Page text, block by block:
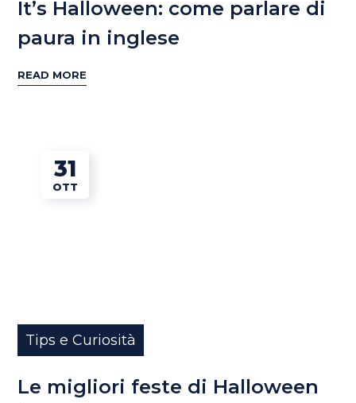
It’s Halloween: come parlare di
paura in inglese
READ MORE
31
OTT
Tips e Curiosità
Le migliori feste di Halloween